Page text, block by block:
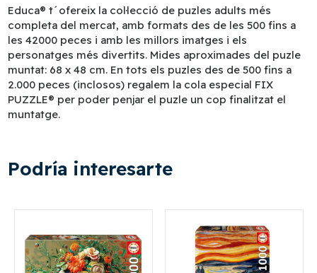
Educa® t´ofereix la col·lecció de puzles adults més
completa del mercat, amb formats des de les 500 fins a
les 42000 peces i amb les millors imatges i els
personatges més divertits. Mides aproximades del puzle
muntat: 68 x 48 cm. En tots els puzles des de 500 fins a
2.000 peces (inclosos) regalem la cola especial FIX
PUZZLE® per poder penjar el puzle un cop finalitzat el
muntatge.
Podría interesarte